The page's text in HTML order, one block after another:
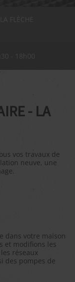
- 18h00
- LA
vos travaux de
neuve, une
dans votre maison
et modifions les
réseaux
des pompes de